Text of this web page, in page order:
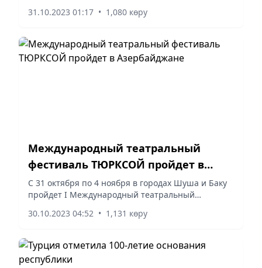
республиканский социологический опрос на тему
31.10.2023 01:17 • 1,080 көру
Международный театральный
фестиваль ТЮРКСОЙ пройдет в
Азербайджане
С 31 октября по 4 ноября в городах Шуша и Баку
пройдет I Международный театральный
Министерства культуры Азербайджана.
30.10.2023 04:52 • 1,131 көру